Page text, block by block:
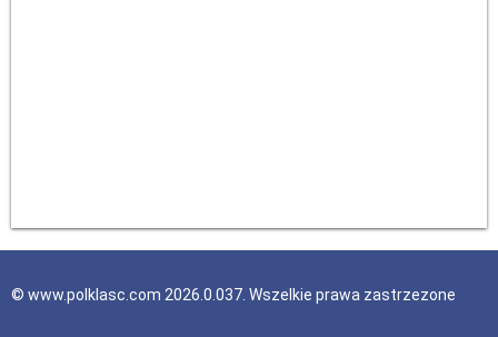
© www.polklasc.com 2026.0.037. Wszelkie prawa zastrzezone